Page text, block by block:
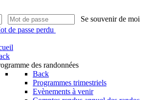
Se souvenir de moi
de passe perdu
des randonnées
Back
Programmes trimestriels
Evènements à venir